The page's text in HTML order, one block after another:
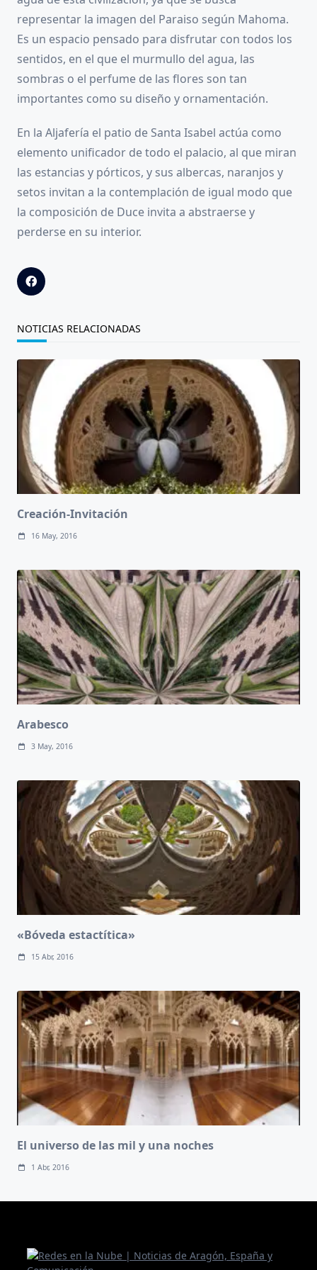
representar la imagen del Paraiso según Mahoma.
Es un espacio pensado para disfrutar con todos los
sentidos, en el que el murmullo del agua, las
sombras o el perfume de las flores son tan
importantes como su diseño y ornamentación.
En la Aljafería el patio de Santa Isabel actúa como
elemento unificador de todo el palacio, al que miran
las estancias y pórticos, y sus albercas, naranjos y
setos invitan a la contemplación de igual modo que
la composición de Duce invita a abstraerse y
perderse en su interior.
NOTICIAS RELACIONADAS
Creación-Invitación
16 May, 2016
Arabesco
3 May, 2016
«Bóveda estactítica»
15 Abr, 2016
El universo de las mil y una noches
1 Abr, 2016